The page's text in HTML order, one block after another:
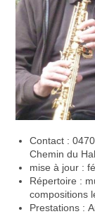
Contact :
Chemin du
mise à jour :
Répertoire :
compositions
Prestations :